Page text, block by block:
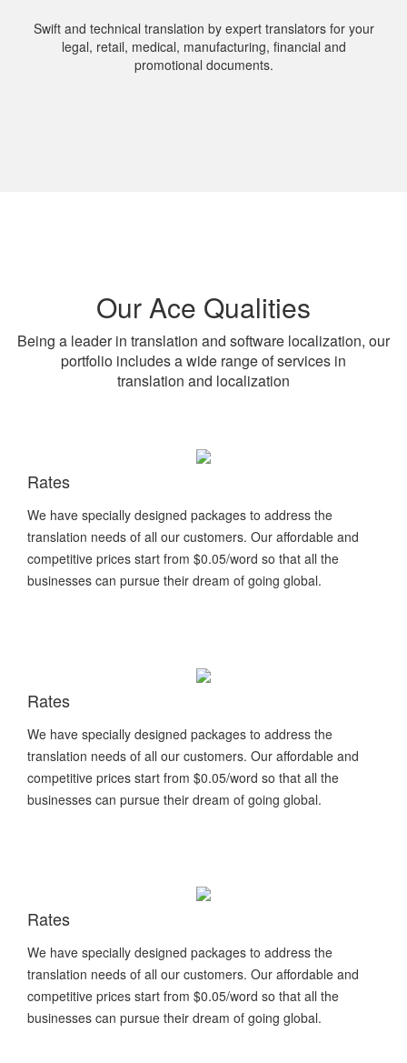
Swift and technical translation by expert translators for your
legal, retail, medical, manufacturing, financial and
promotional documents.
Our Ace Qualities
Being a leader in translation and software localization, our
portfolio includes a wide range of services in
translation and localization
Rates
We have specially designed packages to address the
translation needs of all our customers. Our affordable and
competitive prices start from $0.05/word so that all the
businesses can pursue their dream of going global.
Rates
We have specially designed packages to address the
translation needs of all our customers. Our affordable and
competitive prices start from $0.05/word so that all the
businesses can pursue their dream of going global.
Rates
We have specially designed packages to address the
translation needs of all our customers. Our affordable and
competitive prices start from $0.05/word so that all the
businesses can pursue their dream of going global.